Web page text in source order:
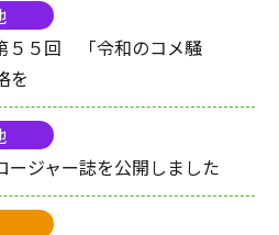
５５回 「令和のコメ騒
を
ージャー誌を公開しました